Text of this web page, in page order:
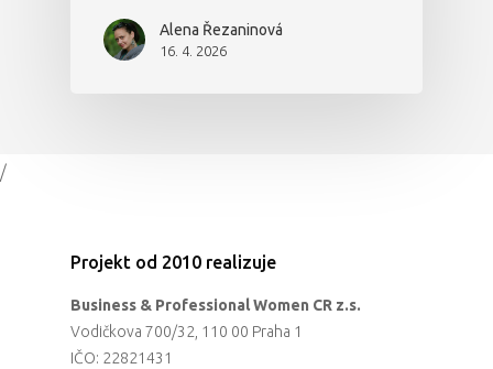
Alena Řezaninová
16. 4. 2026
/
Projekt od 2010 realizuje
Business & Professional Women CR z.s.
Vodičkova 700/32, 110 00 Praha 1
IČO: 22821431